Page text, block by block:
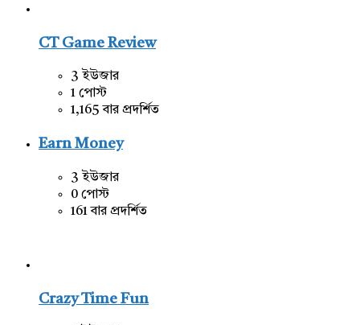
CT Game Review
3 ইউজার
1 পোস্ট
1,165 বার প্রদর্শিত
Earn Money
3 ইউজার
0 পোস্ট
161 বার প্রদর্শিত
Crazy Time Fun